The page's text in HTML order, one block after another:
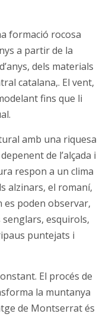
formació rocosa
a partir de la
dels materials
catalana,. El vent,
fins que li
amb una riquesa
de l’alçada i
respon a un clima
alzinars, el romaní,
es poden observar,
esquirols,
puntejats i
El procés de
la muntanya
de Montserrat és